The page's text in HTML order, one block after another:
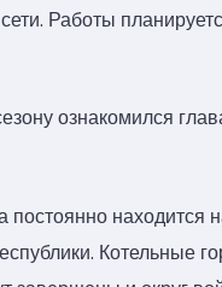
Работы
ознакомился
постоянно
Котельные